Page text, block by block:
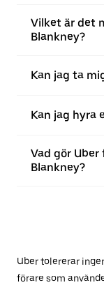
Vilket är det
Blankney?
Kan jag ta
Kan jag hyra
Vad gör
Blankney?
Uber tolererar
förare som